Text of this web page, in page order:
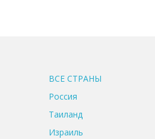
ВСЕ CТРАНЫ
Россия
Таиланд
Израиль